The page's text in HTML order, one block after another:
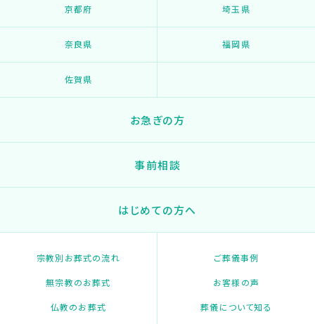
京都府 埼玉県
奈良県 福岡県
佐賀県
お急ぎの方
事前相談
はじめての方へ
宗教別お葬式の流れ
無宗教のお葬式
仏教のお葬式
ご葬儀事例
お客様の声
葬儀について知る